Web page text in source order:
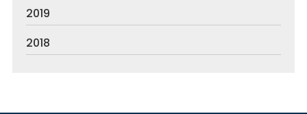
2019
2018